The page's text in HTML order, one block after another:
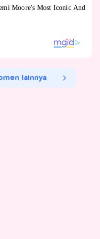
lainnya